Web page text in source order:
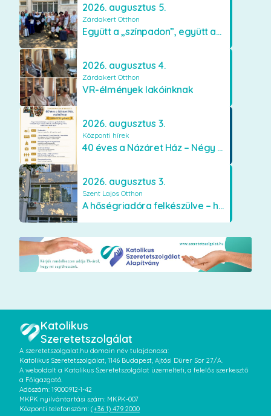
2026. augusztus 5.
Zárdakert Otthon
Együtt a „színpadon”, együtt az élményekért 🎭✨
2026. augusztus 4.
Zárdakert Otthon
VR-élmények lakóinknak
2026. augusztus 3.
Központi hírek
40 éves a Názáret Ház – Négy évtized szeretetben és gondoskodásban
2026. augusztus 3.
Szent Lajos Otthon
A hőségriadóra felkészülve – hűsítő fejlesztések a Szent Lajos Otthonban
Katolikus
Szeretetszolgálat
A szeretetszolgalat.hu domain név tulajdonosa:
Katolikus Szeretetszolgálat, 1146 Budapest, Ajtósi Dürer Sor 27/A.
A weboldalt a Katolikus Szeretetszolgálat üzemelteti, a felelős szerkesztő
a Főigazgató.
Adószám: 19000912-1-42
MKPK nyilvántartási szám: MKPK-007
Központi telefonszám: (+36 1) 479 2000